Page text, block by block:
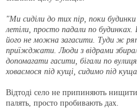
"Ми сиділи до тих пір, поки
летіли, просто падали по
його не можна загасити. Туди ж
приїжджати. Люди з відрами
допомагати гасити, бігали по
ховаємося під кущі, сидимо під
Відтоді село не припиняють
палять, просто пробивають дах.